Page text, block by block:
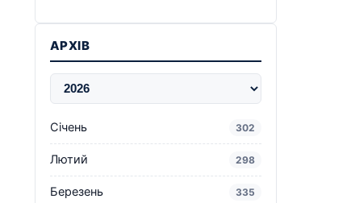
АРХІВ
Січень 302
Лютий 298
Березень 335